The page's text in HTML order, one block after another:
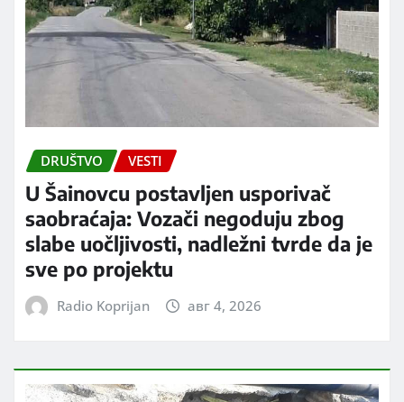
DRUŠTVO VESTI
U Šainovcu postavljen usporivač
saobraćaja: Vozači negoduju zbog
slabe uočljivosti, nadležni tvrde da je
sve po projektu
Radio Koprijan авг 4, 2026